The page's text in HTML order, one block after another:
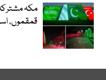
مکہ مشترکہ
قمقموں،